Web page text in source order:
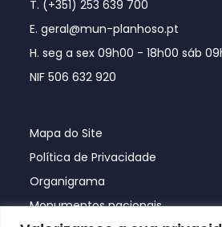
T. (+351) 253 639 700
E. geral@mun-planhoso.pt
H. seg a sex 09h00 - 18h00 sáb
NIF 506 632 920
Mapa do Site
Política de Privacidade
Organigrama
Monumentos nacionais